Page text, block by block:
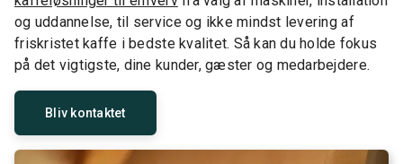
og uddannelse, til service og ikke mindst levering af
friskristet kaffe i bedste kvalitet. Så kan du holde fokus
på det vigtigste, dine kunder, gæster og medarbejdere.
Bliv kontaktet